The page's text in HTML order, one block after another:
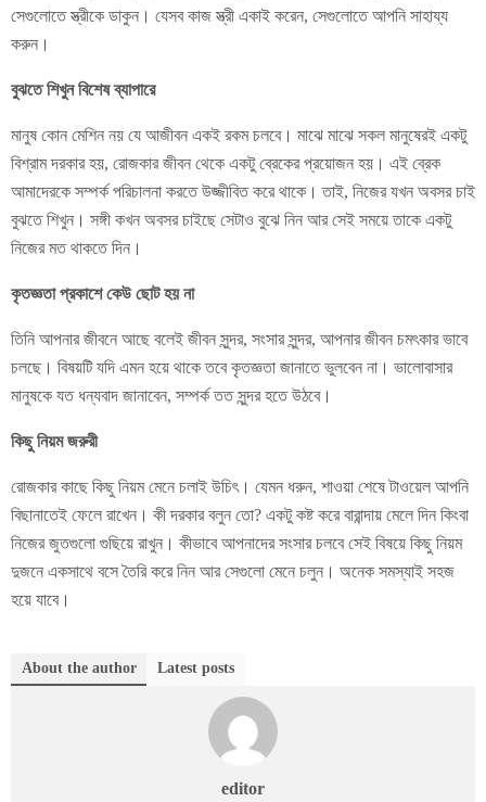
সেগুলোতে স্ত্রীকে ডাকুন। যেসব কাজ স্ত্রী একাই করেন, সেগুলোতে আপনি সাহায্য
করুন।
বুঝতে শিখুন বিশেষ ব্যাপারে
মানুষ কোন মেশিন নয় যে আজীবন একই রকম চলবে। মাঝে মাঝে সকল মানুষেরই একটু
বিশ্রাম দরকার হয়, রোজকার জীবন থেকে একটু ব্রেকের প্রয়োজন হয়। এই ব্রেক
আমাদেরকে সম্পর্ক পরিচালনা করতে উজ্জীবিত করে থাকে। তাই, নিজের যখন অবসর চাই
বুঝতে শিখুন। সঙ্গী কখন অবসর চাইছে সেটাও বুঝে নিন আর সেই সময়ে তাকে একটু
নিজের মত থাকতে দিন।
কৃতজ্ঞতা প্রকাশে কেউ ছোট হয় না
তিনি আপনার জীবনে আছে বলেই জীবন সুন্দর, সংসার সুন্দর, আপনার জীবন চমৎকার ভাবে
চলছে। বিষয়টি যদি এমন হয়ে থাকে তবে কৃতজ্ঞতা জানাতে ভুলবেন না। ভালোবাসার
মানুষকে যত ধন্যবাদ জানাবেন, সম্পর্ক তত সুন্দর হতে উঠবে।
কিছু নিয়ম জরুরী
রোজকার কাছে কিছু নিয়ম মেনে চলাই উচিৎ। যেমন ধরুন, শাওয়া শেষে টাওয়েল আপনি
বিছানাতেই ফেলে রাখেন। কী দরকার বলুন তো? একটু কষ্ট করে বারান্দায় মেলে দিন কিংবা
নিজের জুতগুলো গুছিয়ে রাখুন। কীভাবে আপনাদের সংসার চলবে সেই বিষয়ে কিছু নিয়ম
দুজনে একসাথে বসে তৈরি করে নিন আর সেগুলো মেনে চলুন। অনেক সমস্যাই সহজ
হয়ে যাবে।
About the author Latest posts
editor